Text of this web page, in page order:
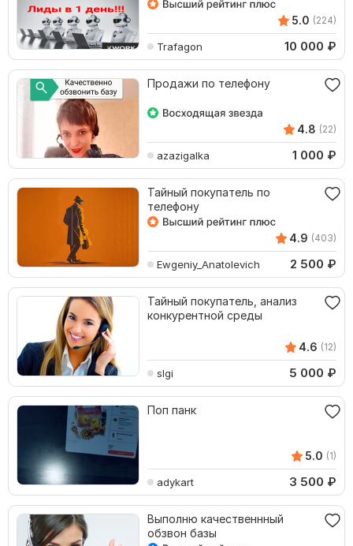
5.0 (224)
Trafagon 10 000 ₽
Продажи по телефону
4.8 (22)
azazigalka 1 000 ₽
Тайный покупатель по
телефону
4.9 (403)
Ewgeniy_Anatolevich 2 500 ₽
Тайный покупатель, анализ
конкурентной среды
4.6 (12)
slgi 5 000 ₽
Поп панк
5.0 (1)
adykart 3 500 ₽
Выполню качественнный
обзвон базы